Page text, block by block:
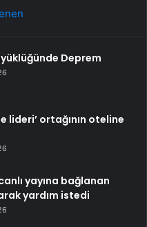
Deprem
lideri’ ortağının oteline
yayına bağlanan
yardım istedi